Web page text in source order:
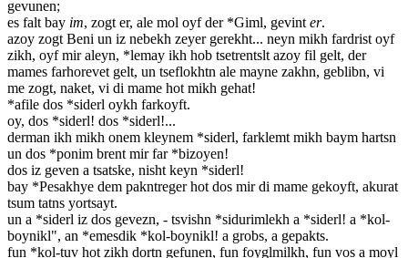
gevunen;
es falt bay im, zogt er, ale mol oyf der *Giml, gevint er.
azoy zogt Beni un iz nebekh zeyer gerekht... neyn mikh fardrist oyf
zikh, oyf mir aleyn, *lemay ikh hob tsetrentslt azoy fil gelt, der
mames farhorevet gelt, un tseflokhtn ale mayne zakhn, geblibn, vi
me zogt, naket, vi di mame hot mikh gehat!
*afile dos *siderl oykh farkoyft.
oy, dos *siderl! dos *siderl!...
derman ikh mikh onem kleynem *siderl, farklemt mikh baym hartsn
un dos *ponim brent mir far *bizoyen!
dos iz geven a tsatske, nisht keyn *siderl!
bay *Pesakhye dem pakntreger hot dos mir di mame gekoyft, akurat
tsum tatns yortsayt.
un a *siderl iz dos gevezn, - tsvishn *sidurimlekh a *siderl! a *kol-
boynikl", an *emesdik *kol-boynikl! a grobs, a gepakts.
fun *kol-tuv hot zikh dortn gefunen, fun foyglmilkh, fun vos a moyl